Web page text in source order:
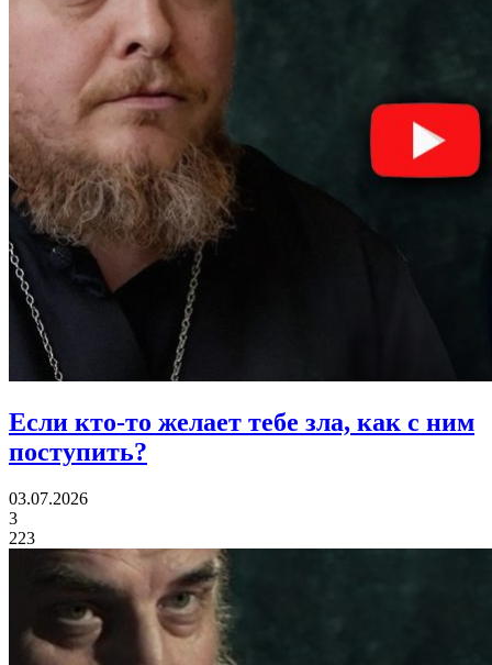
Если кто-то желает тебе зла, как с ним
поступить?
03.07.2026
3
223